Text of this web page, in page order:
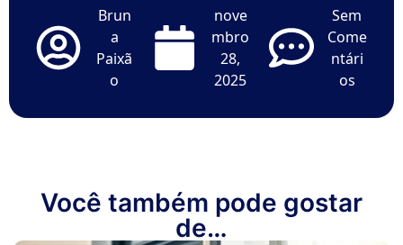
Brun
a
Paixã
o
nove
mbro
28,
2025
Sem
Come
ntári
os
Você também pode gostar
de…